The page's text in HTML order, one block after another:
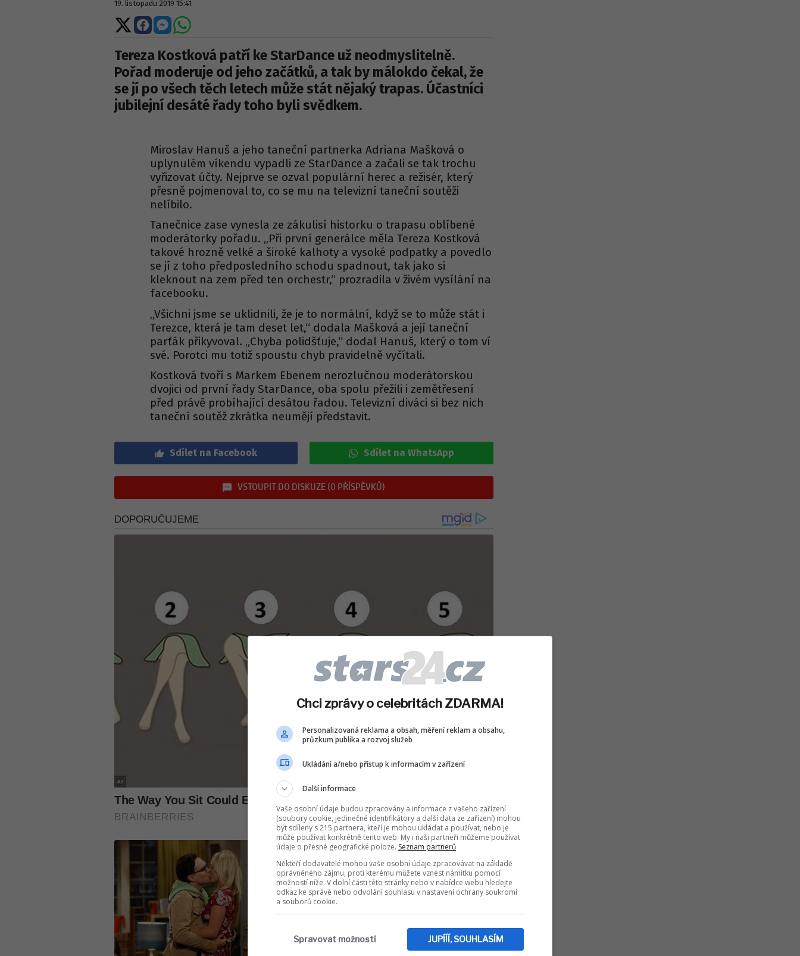
19. listopadu 2019 15:41
Sdílet
na
Sdílet
na
Sdílet
na
Sdílet
Tereza Kostková patří ke StarDance už neodmyslitelně.
Pořad moderuje od jeho začátků, a tak by málokdo čekal, že
se jí po všech těch letech může stát nějaký trapas. Účastníci
jubilejní desáté řady toho byli svědkem.
Miroslav Hanuš a jeho taneční partnerka Adriana Mašková o
uplynulém víkendu vypadli ze StarDance a začali se tak trochu
vyřizovat účty. Nejprve se ozval populární herec a režisér, který
přesně pojmenoval to, co se mu na televizní taneční soutěži
nelíbilo.
Tanečnice zase vynesla ze zákulisí historku o trapasu oblíbené
moderátorky pořadu. „Při první generálce měla Tereza Kostková
takové hrozně velké a široké kalhoty a vysoké podpatky a povedlo
se jí z toho předposledního schodu spadnout, tak jako si
kleknout na zem před ten orchestr,“ prozradila v živém vysílání na
facebooku.
„Všichni jsme se uklidnili, že je to normální, když se to může stát i
Terezce, která je tam deset let,“ dodala Mašková a její taneční
parťák přikyvoval. „Chyba polidšťuje,“ dodal Hanuš, který o tom ví
své. Porotci mu totiž spoustu chyb pravidelně vyčítali.
Kostková tvoří s Markem Ebenem nerozlučnou moderátorskou
dvojici od první řady StarDance, oba spolu přežili i zemětřesení
před právě probíhající desátou řadou. Televizní diváci si bez nich
taneční soutěž zkrátka neumějí představit.
Sdílet na Facebook Sdílet na WhatsApp
VSTOUPIT DO DISKUZE (0 PŘÍSPĚVKŮ)
Chci zprávy o celebritách ZDARMA!
Personalizovaná reklama a obsah, měření reklam a obsahu,
průzkum publika a rozvoj služeb
Ukládání a/nebo přístup k informacím v zařízení
Další informace
Vaše osobní údaje budou zpracovány a informace z vašeho zařízení
(soubory cookie, jedinečné identifikátory a další data ze zařízení) mohou
být sdíleny s 215 partnera, kteří je mohou ukládat a používat, nebo je
může používat konkrétně tento web. My i naši partneři můžeme používat
údaje o přesné geografické poloze. Seznam partnerů
Někteří dodavatelé mohou vaše osobní údaje zpracovávat na základě
oprávněného zájmu, proti kterému můžete vznést námitku pomocí
možností níže. V dolní části této stránky nebo v nabídce webu hledejte
odkaz ke správě nebo odvolání souhlasu v nastavení ochrany soukromí
a souborů cookie.
JUPÍÍÍ, SOUHLASÍM
Spravovat možnosti